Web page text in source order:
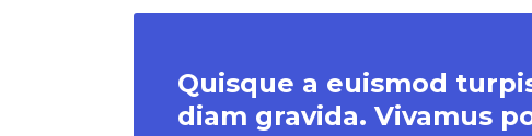
Quisque a euismod
diam gravida. Vivamus